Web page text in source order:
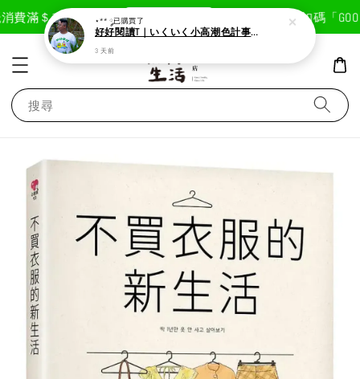
費滿＄1800免運費 現在去購物！ 首次註冊輸入折扣碼「
搜尋
⋆** ༘已購買了
好好閱讀T｜いくいく小高潮色計事務所X好好生活書店聯名款
3 天前